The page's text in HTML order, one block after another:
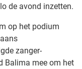
de avond inzetten.
op het podium
zanger-
Balima mee om het